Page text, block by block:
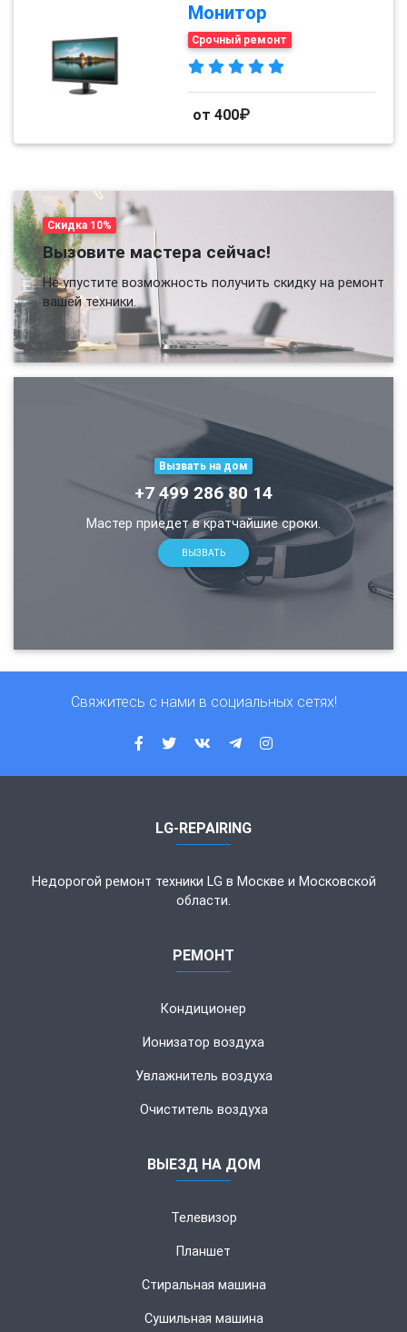
Монитор
Срочный ремонт
от 400₽
Скидка 10%
Вызовите мастера сейчас!
Не упустите возможность получить скидку на ремонт
вашей техники.
Вызвать на дом
+7 499 286 80 14
Мастер приедет в кратчайшие сроки.
ВЫЗВАТЬ
Свяжитесь с нами в социальных сетях!
LG-REPAIRING
Недорогой ремонт техники LG в Москве и Московской
области.
РЕМОНТ
Кондиционер
Ионизатор воздуха
Увлажнитель воздуха
Очиститель воздуха
ВЫЕЗД НА ДОМ
Телевизор
Планшет
Стиральная машина
Сушильная машина